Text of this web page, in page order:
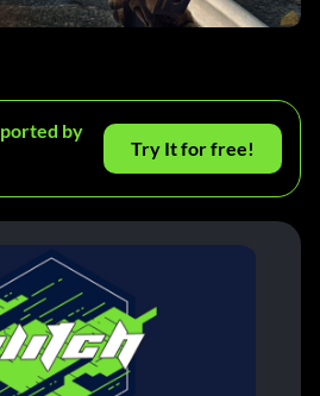
by
Try It for free!